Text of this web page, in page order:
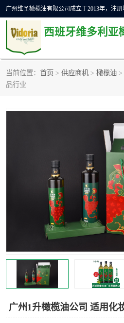
西班牙维多利亚
当前位置： 首页 > 供应商机 > 橄榄油
品行业
广州1升橄榄油公司 适用化
橄榄油